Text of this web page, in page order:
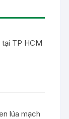
tại TP HCM
lúa mạch